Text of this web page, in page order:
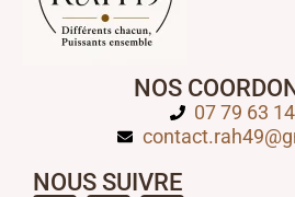
NOS
07 79 63
NOUS SUIVRE